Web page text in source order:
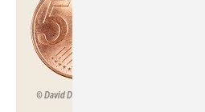
David Davis – stock.adobe.com